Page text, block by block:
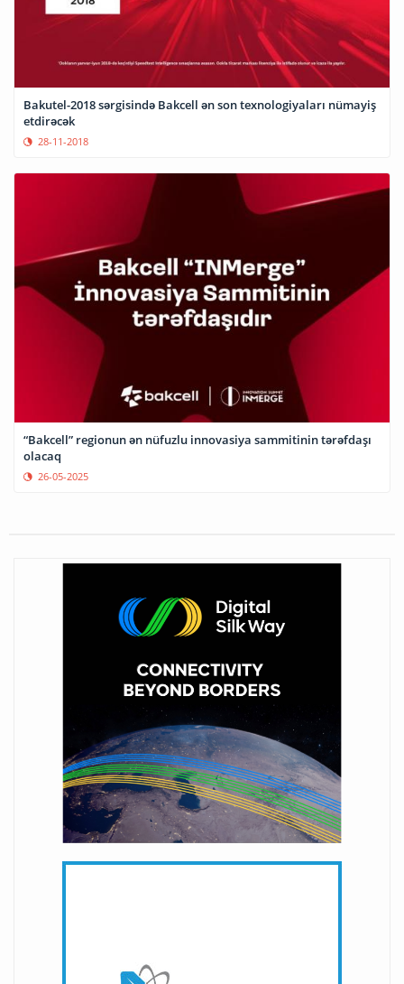
Bakutel-2018 sərgisində Bakcell ən son texnologiyaları nümayiş
etdirəcək
28-11-2018
“Bakcell” regionun ən nüfuzlu innovasiya sammitinin tərəfdaşı
olacaq
26-05-2025